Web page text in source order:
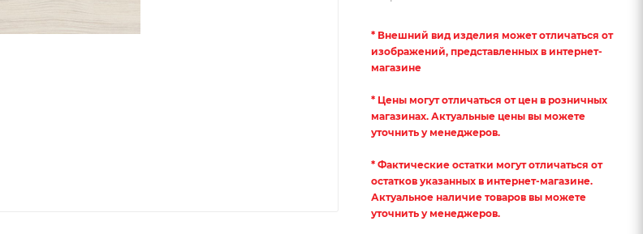
* Внешний вид изделия может отличаться от
изображений, представленных в интернет-
магазине
* Цены могут отличаться от цен в розничных
магазинах. Актуальные цены вы можете
уточнить у менеджеров.
* Фактические остатки могут отличаться от
остатков указанных в интернет-магазине.
Актуальное наличие товаров вы можете
уточнить у менеджеров.